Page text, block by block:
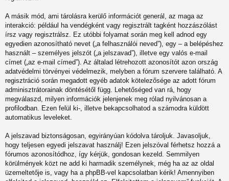
A másik mód, ami tárolásra kerülő információt generál, az maga az
interakció: például ha vendégként vagy regisztrált tagként hozzászólást
írsz vagy regisztrálsz. Ez utóbbi folyamat során meg kell adnod egy
egyedien azonosítható nevet („a felhasználói neved”), egy – a belépéshez
használt – személyes jelszót („a jelszavad”), illetve egy valós e-mail
címet („az e-mail címed”). Az általad létrehozott azonosítót azon ország
adatvédelmi törvényei védelmezik, melyben a fórum szervere található. A
regisztráció során megadott egyéb adatok kötelezősége az adott fórum
adminisztrátorainak döntésétől függ. Lehetőséged van rá, hogy
megválaszd, milyen információk jelenjenek meg rólad nyilvánosan a
profilodban. Ezen felül ki-, illetve bekapcsolhatod a számodra küldött
automatikus leveleket.
A jelszavad biztonságosan, egyirányúan kódolva tároljuk. Javasoljuk,
hogy teljesen egyedi jelszavat használj! Ezen jelszóval férhetsz hozzá a
fórumos azonosítódhoz, így kérjük, gondosan kezeld. Semmilyen
körülmények közt ne add ki harmadik személynek, még ha az az oldal
üzemeltetője is, vagy ha a phpBB-vel kapcsolatban kérik! Amennyiben